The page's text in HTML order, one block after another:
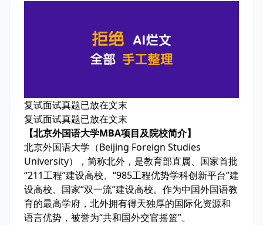
复试面试真题已放在文末
复试面试真题已放在文末
【北京外国语大学MBA项目及院校简介】
北京外国语大学（Beijing Foreign Studies
University），简称北外，是教育部直属、国家首批
“211工程”建设高校、“985工程优势学科创新平台”建
设高校、国家“双一流”建设高校。作为中国外国语教
育的最高学府，北外拥有得天独厚的国际化资源和
语言优势，被誉为“共和国外交官摇篮”。